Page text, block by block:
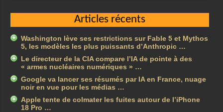
Articles récents
Washington lève ses restrictions sur Fable 5 et Mythos
5, les modèles les plus puissants d’Anthropic …
Le directeur de la CIA compare l’IA de pointe à des
« armes nucléaires numériques » …
Google va lancer ses résumés par IA en France, nuage
noir en vue pour les médias …
Apple tente de colmater les fuites autour de l’iPhone
18 Pro …